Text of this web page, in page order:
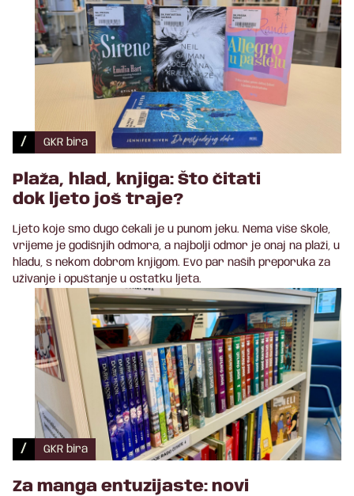
/ GKR bira
Plaža, hlad, knjiga: Što čitati
dok ljeto još traje?
Ljeto koje smo dugo čekali je u punom jeku. Nema više škole,
vrijeme je godišnjih odmora, a najbolji odmor je onaj na plaži, u
hladu, s nekom dobrom knjigom. Evo par naših preporuka za
uživanje i opuštanje u ostatku ljeta.
/ GKR bira
Za manga entuzijaste: novi